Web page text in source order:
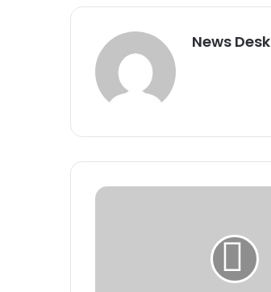
News Desk